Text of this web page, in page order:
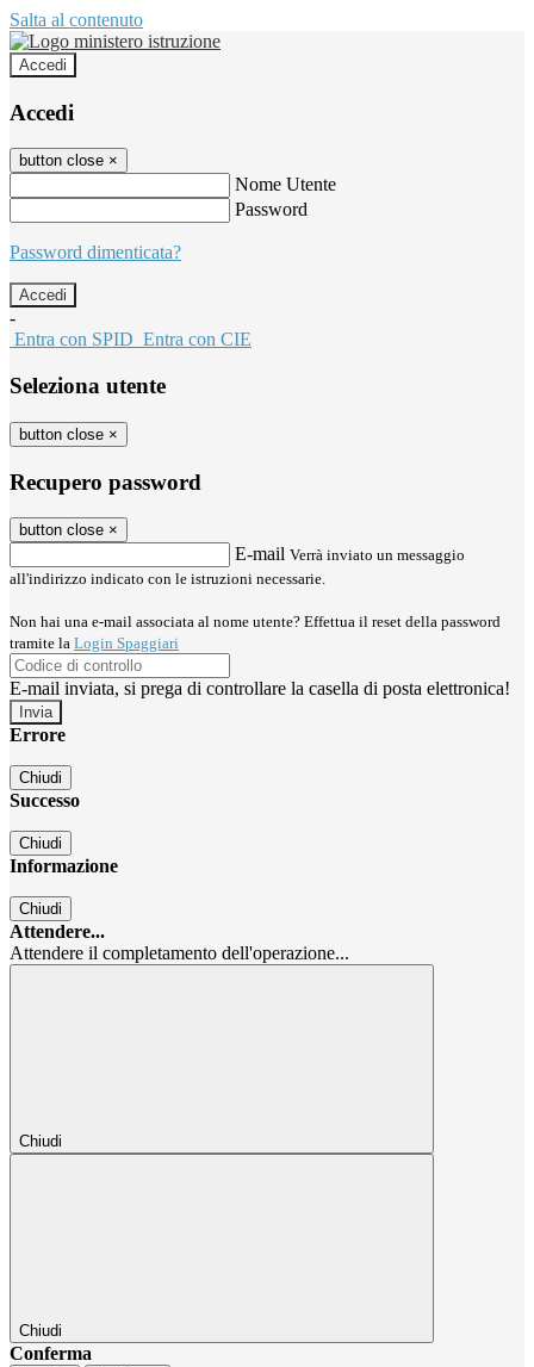
Salta al contenuto
Accedi
Accedi
button close ×
Nome Utente
Password
Password dimenticata?
-
Entra con SPID Entra con CIE
Seleziona utente
button close ×
Recupero password
button close ×
E-mail Verrà inviato un messaggio
all'indirizzo indicato con le istruzioni necessarie.
Non hai una e-mail associata al nome utente? Effettua il reset della password
tramite la Login Spaggiari
E-mail inviata, si prega di controllare la casella di posta elettronica!
Errore
Chiudi
Successo
Chiudi
Informazione
Chiudi
Attendere...
Attendere il completamento dell'operazione...
Chiudi
Chiudi
Conferma